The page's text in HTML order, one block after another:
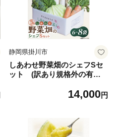
静岡県掛川市
しあわせ野菜畑のシェフSセ
ット (訳あり規格外の有機
14,000円